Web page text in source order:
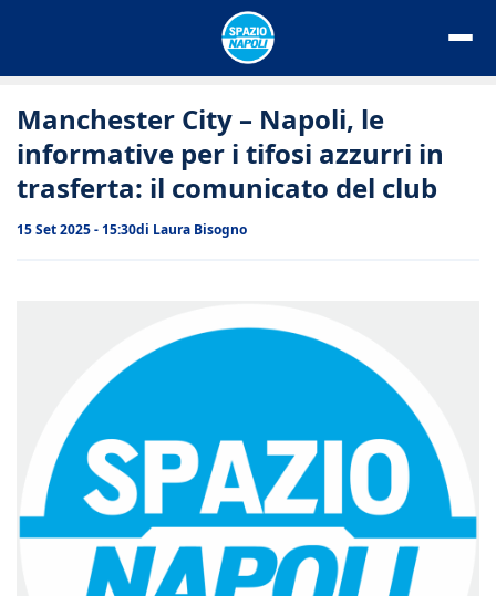
Manchester City – Napoli, le
informative per i tifosi azzurri in
trasferta: il comunicato del club
15 Set 2025 - 15:30di Laura Bisogno